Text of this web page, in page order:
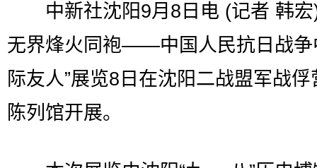
中新社沈阳9月8日电 (记者 韩宏
无界烽火同袍——中国人民抗日战争
际友人”展览8日在沈阳二战盟军战俘
陈列馆开展。